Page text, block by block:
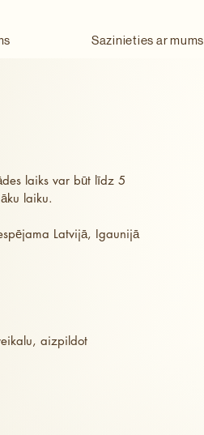
Sazinieties ar mums
laiks var būt līdz 5
laiku.
Latvijā, Igaunijā
aizpildot